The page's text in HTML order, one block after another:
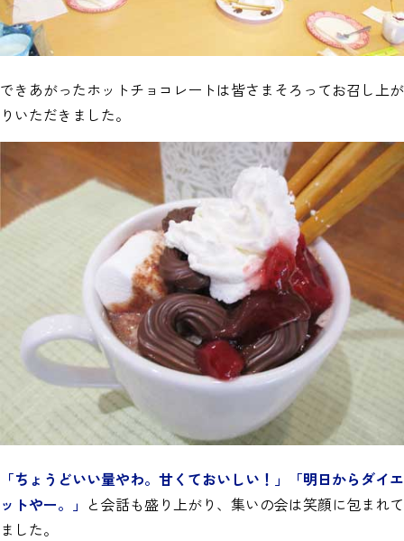
できあがったホットチョコレートは皆さまそろってお召し上が
りいただきました。
「ちょうどいい量やわ。甘くておいしい！」「明日からダイエ
ットやー。」 と会話も盛り上がり、集いの会は笑顔に包まれて
ました。